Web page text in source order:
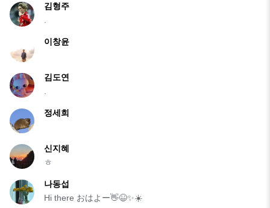
김형주
이창윤
김도연
정세희
신지혜
ㅎ
나동섭
Hi there おはよー👋😆✨☀️